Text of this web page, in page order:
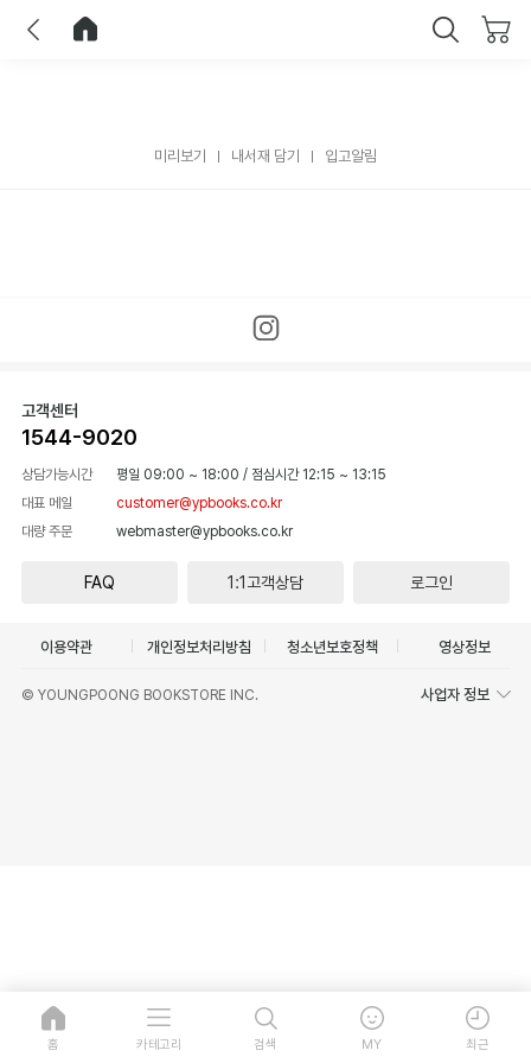
미리보기 내서재 담기 입고알림
고객센터
1544-9020
상담가능시간 평일 09:00 ~ 18:00 / 점심시간 12:15 ~ 13:15
대표 메일
customer@ypbooks.co.kr
대량 주문
webmaster@ypbooks.co.kr
FAQ 1:1고객상담 로그인
이용약관 개인정보처리방침 청소년보호정책 영상정보
© YOUNGPOONG BOOKSTORE INC. 사업자 정보
홈 카테고리 검색 MY 최근